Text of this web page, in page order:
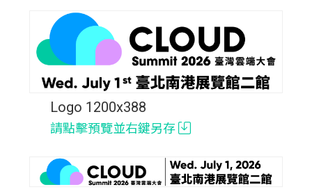
Logo 1200x388
請點擊預覽並右鍵另存